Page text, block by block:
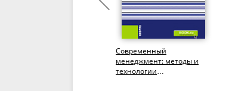
Современный
менеджмент: методы и
технологии